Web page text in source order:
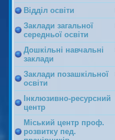
Відділ освіти
Заклади загальної
середньої освіти
Дошкільні навчальні
заклади
Заклади позашкільної
освіти
Інклюзивно-ресурсний
центр
Міський центр проф.
розвитку пед.